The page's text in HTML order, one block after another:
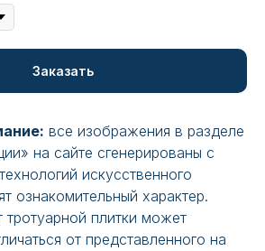
Заказать
все изображения в разделе
на сайте сгенерированы с
искусственного
ознакомительный характер.
тротуарной плитки может
от представленного на